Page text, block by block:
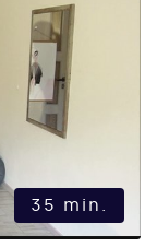
35 min.